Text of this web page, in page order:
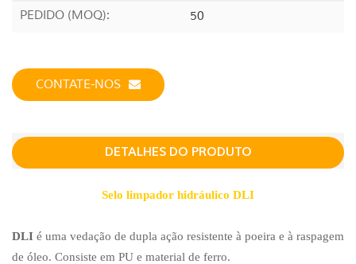
PEDIDO (MOQ):
50
CONTATE-NOS
DETALHES DO PRODUTO
Selo limpador hidráulico DLI
DLI é uma vedação de dupla ação resistente à poeira e à raspagem
de óleo. Consiste em PU e material de ferro.